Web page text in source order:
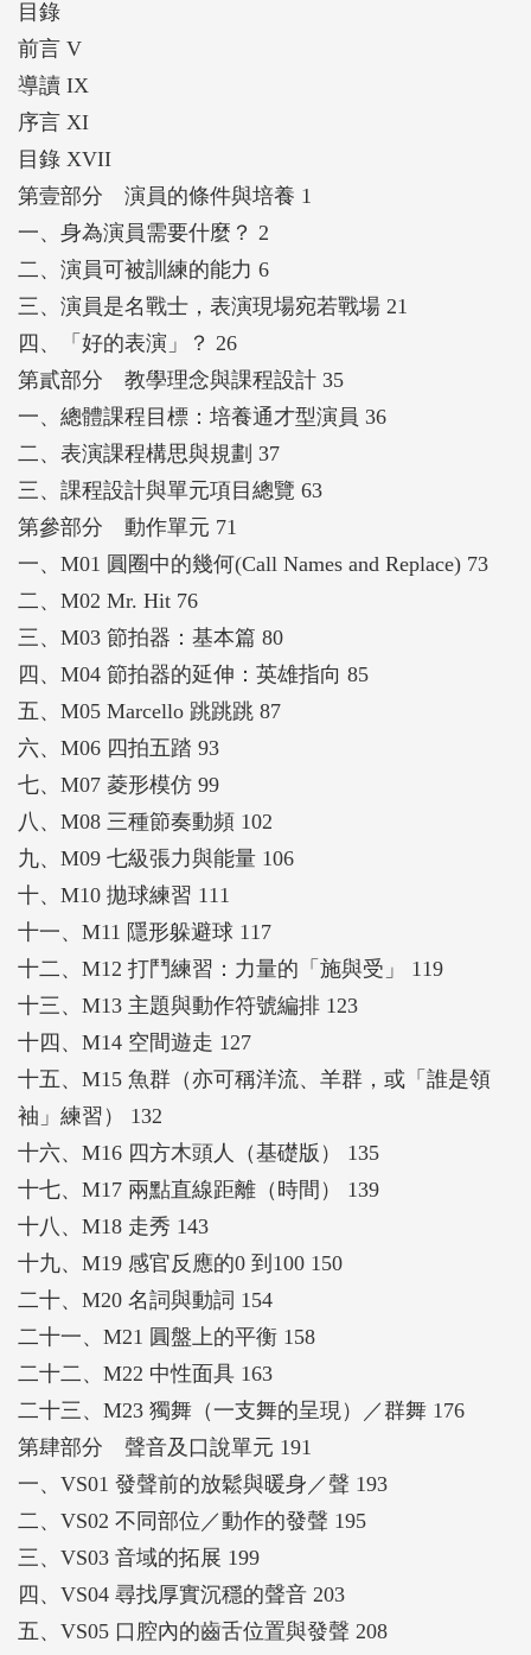
表演教育的專業人士，或是對表演充滿熱情的學習
者，本書從「教」或「學」的角度，或許都能為讀者
提供實踐與應用的參考。
目錄
前言 V
導讀 IX
序言 XI
目錄 XVII
第壹部分 演員的條件與培養 1
一、身為演員需要什麼？ 2
二、演員可被訓練的能力 6
三、演員是名戰士，表演現場宛若戰場 21
四、「好的表演」？ 26
第貳部分 教學理念與課程設計 35
一、總體課程目標：培養通才型演員 36
二、表演課程構思與規劃 37
三、課程設計與單元項目總覽 63
第參部分 動作單元 71
一、M01 圓圈中的幾何(Call Names and Replace) 73
二、M02 Mr. Hit 76
三、M03 節拍器：基本篇 80
四、M04 節拍器的延伸：英雄指向 85
五、M05 Marcello 跳跳跳 87
六、M06 四拍五踏 93
七、M07 菱形模仿 99
八、M08 三種節奏動頻 102
九、M09 七級張力與能量 106
十、M10 拋球練習 111
十一、M11 隱形躲避球 117
十二、M12 打鬥練習：力量的「施與受」 119
十三、M13 主題與動作符號編排 123
十四、M14 空間遊走 127
十五、M15 魚群（亦可稱洋流、羊群，或「誰是領
袖」練習） 132
十六、M16 四方木頭人（基礎版） 135
十七、M17 兩點直線距離（時間） 139
十八、M18 走秀 143
十九、M19 感官反應的0 到100 150
二十、M20 名詞與動詞 154
二十一、M21 圓盤上的平衡 158
二十二、M22 中性面具 163
二十三、M23 獨舞（一支舞的呈現）／群舞 176
第肆部分 聲音及口說單元 191
一、VS01 發聲前的放鬆與暖身／聲 193
二、VS02 不同部位／動作的發聲 195
三、VS03 音域的拓展 199
四、VS04 尋找厚實沉穩的聲音 203
五、VS05 口腔內的齒舌位置與發聲 208